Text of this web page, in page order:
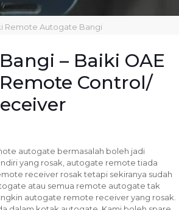
Remote Autogate Bangi
– Baiki OAE
Control/
autogate bermasalah boleh jadi
yang rosak, autogate remote tiada
receiver rosak tetapi sekiranya sudah
atau semua remote autogate tak
autogate remote receiver yang rosak.